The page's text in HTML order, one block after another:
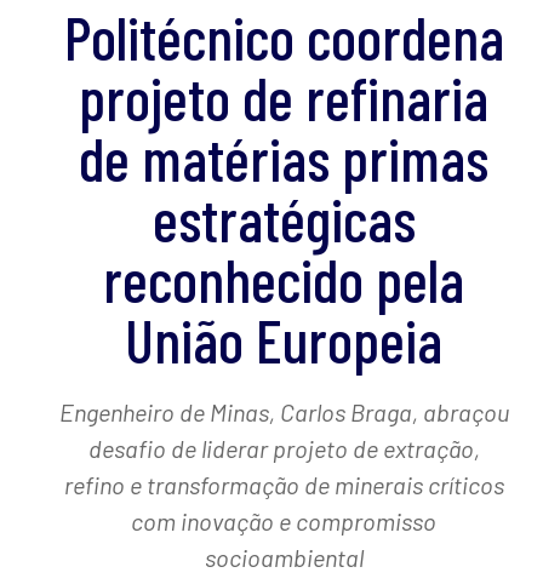
Politécnico coordena
projeto de refinaria
de matérias primas
estratégicas
reconhecido pela
União Europeia
Engenheiro de Minas, Carlos Braga, abraçou
desafio de liderar projeto de extração,
refino e transformação de minerais críticos
com inovação e compromisso
socioambiental